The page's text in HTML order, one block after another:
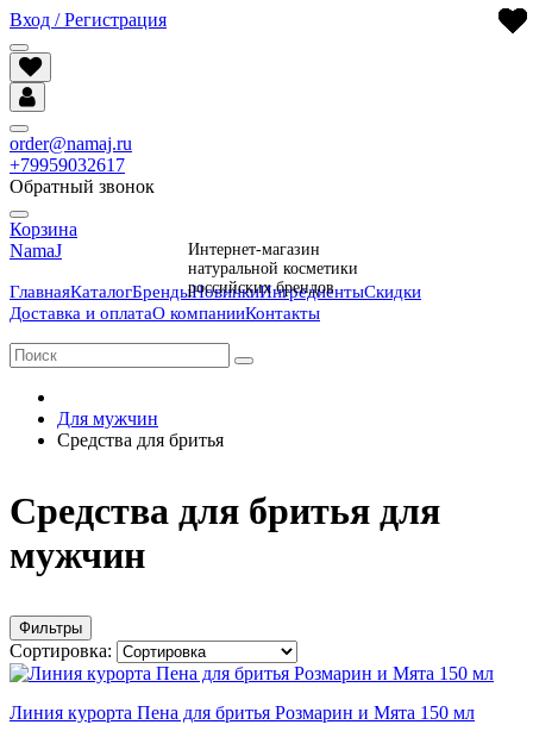
Вход / Регистрация
order@namaj.ru
+79959032617
Обратный звонок
Корзина
NamaJ
Интернет-магазин
натуральной косметики
российских брендов
ГлавнаяКаталогБрендыНовинкиИнгредиентыСкидки
Доставка и оплатаО компанииКонтакты
Для мужчин
Средства для бритья
Средства для бритья для
мужчин
Фильтры
Сортировка:
Линия курорта Пена для бритья Розмарин и Мята 150 мл